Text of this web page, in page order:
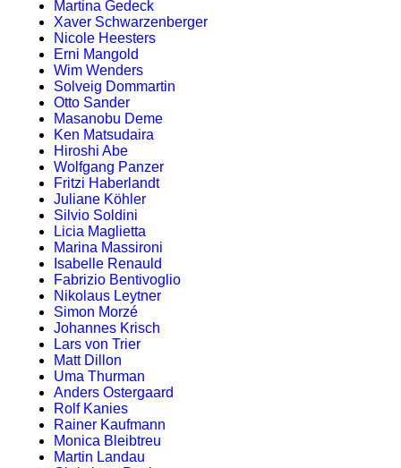
Martina Gedeck
Xaver Schwarzenberger
Nicole Heesters
Erni Mangold
Wim Wenders
Solveig Dommartin
Otto Sander
Masanobu Deme
Ken Matsudaira
Hiroshi Abe
Wolfgang Panzer
Fritzi Haberlandt
Juliane Köhler
Silvio Soldini
Licia Maglietta
Marina Massironi
Isabelle Renauld
Fabrizio Bentivoglio
Nikolaus Leytner
Simon Morzé
Johannes Krisch
Lars von Trier
Matt Dillon
Uma Thurman
Anders Ostergaard
Rolf Kanies
Rainer Kaufmann
Monica Bleibtreu
Martin Landau